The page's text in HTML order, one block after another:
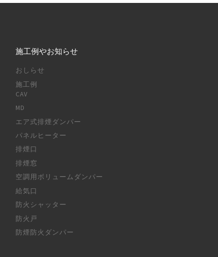
施工例やお知らせ
おしらせ
施工例
CAV
MD
エア式排煙ダンパー
パネルヒーター
排煙口
排煙窓
空調用ボリュームダンパー
給気口
防火シャッター
防火戸
防煙防火ダンパー